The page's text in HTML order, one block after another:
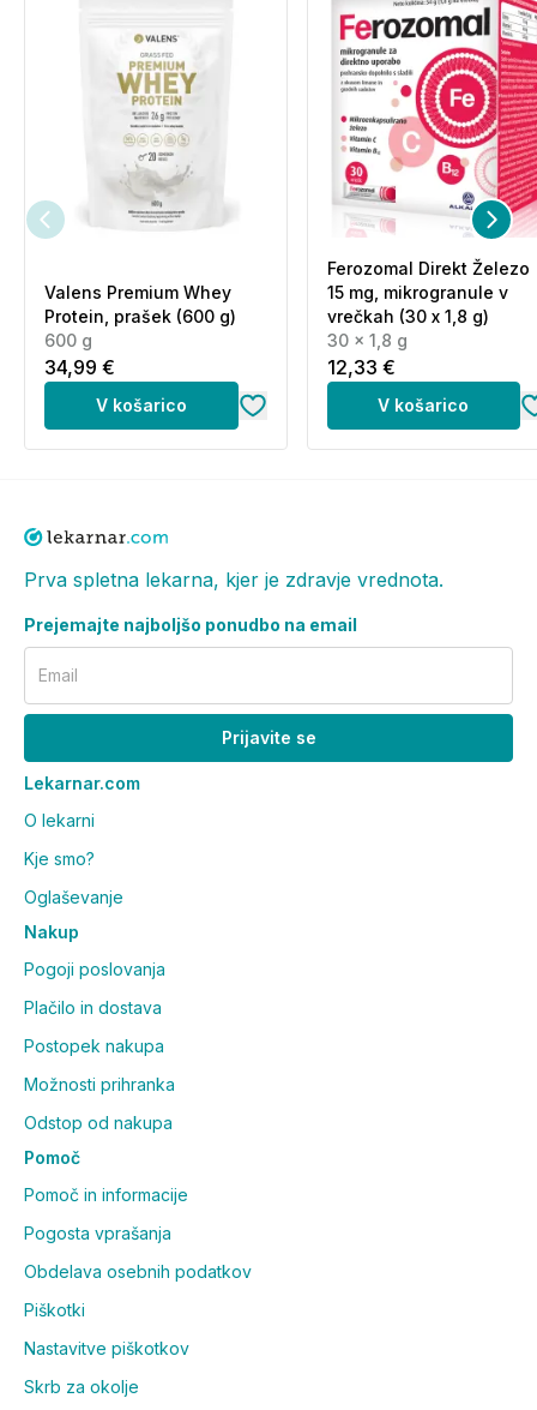
Valens Premium Whey
Protein, prašek (600 g)
600 g
34,99 €
V košarico
Ferozomal Direkt Železo
15 mg, mikrogranule v
vrečkah (30 x 1,8 g)
30 x 1,8 g
12,33 €
V košarico
Prva spletna lekarna, kjer je zdravje vrednota.
Prejemajte najboljšo ponudbo na email
Email
Prijavite se
Lekarnar.com
O lekarni
Kje smo?
Oglaševanje
Nakup
Pogoji poslovanja
Plačilo in dostava
Postopek nakupa
Možnosti prihranka
Odstop od nakupa
Pomoč
Pomoč in informacije
Pogosta vprašanja
Obdelava osebnih podatkov
Piškotki
Nastavitve piškotkov
Skrb za okolje